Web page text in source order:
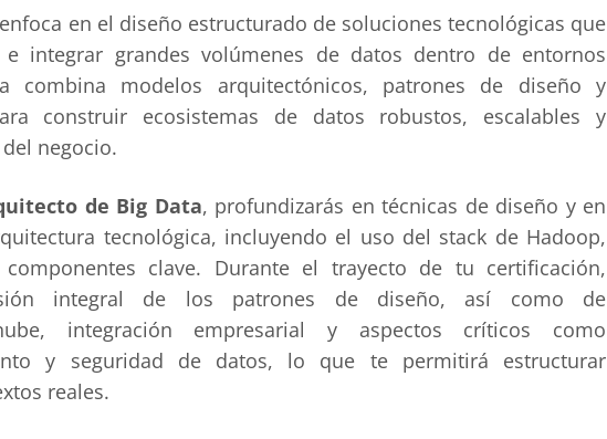
en el diseño estructurado de soluciones tecnológicas que
integrar grandes volúmenes de datos dentro de entornos
combina modelos arquitectónicos, patrones de diseño y
construir ecosistemas de datos robustos, escalables y
negocio.
de Big Data, profundizarás en técnicas de diseño y en
tecnológica, incluyendo el uso del stack de Hadoop,
clave. Durante el trayecto de tu certificación,
integral de los patrones de diseño, así como de
integración empresarial y aspectos críticos como
y seguridad de datos, lo que te permitirá estructurar
reales.